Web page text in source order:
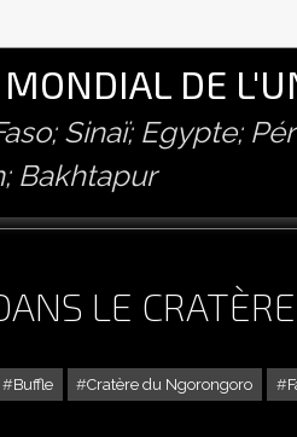
DE
Sinaï; Egypte;
Bakhtapur
LE
Buffle Cratère du Ngorongoro